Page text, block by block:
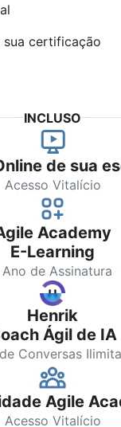
sua certificação
INCLUSO
de sua
Acesso Vitalício
Academy
E-Learning
Ano de Assinatura
Henrik
Ágil de IA
Conversas
Agile
Acesso Vitalício